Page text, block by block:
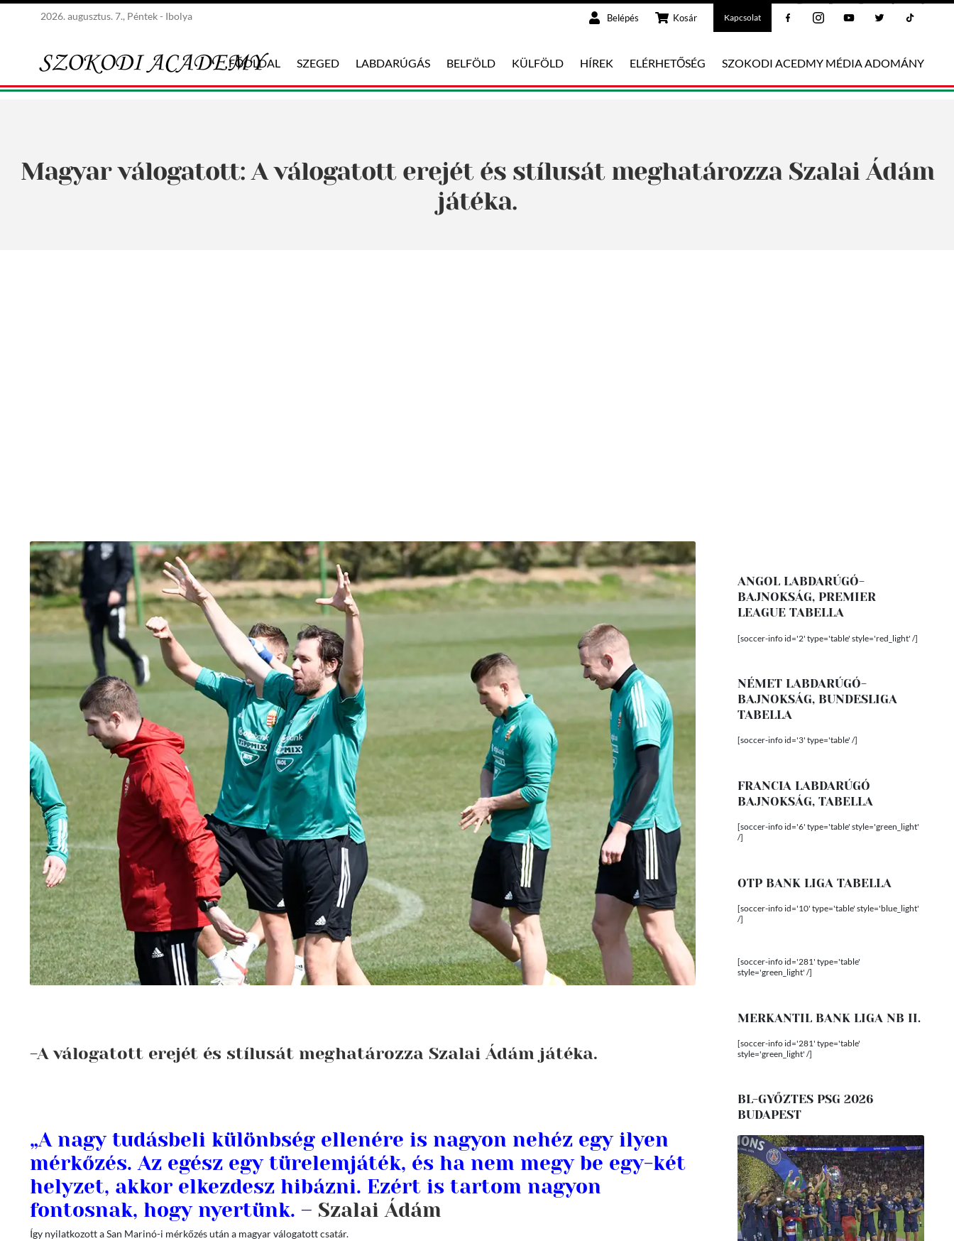
2026. augusztus. 7., Péntek - Ibolya Belépés Kosár Kapcsolat
FŐOLDAL SZEGED LABDARÚGÁS BELFÖLD KÜLFÖLD HÍREK ELÉRHETŐSÉG SZOKODI ACEDMY MÉDIA ADOMÁNY
Magyar válogatott: A válogatott erejét és stílusát meghatározza Szalai Ádám
játéka.
-A válogatott erejét és stílusát meghatározza Szalai Ádám játéka.
„A nagy tudásbeli különbség ellenére is nagyon nehéz egy ilyen
mérkőzés. Az egész egy türelemjáték, és ha nem megy be egy-két
helyzet, akkor elkezdesz hibázni. Ezért is tartom nagyon
fontosnak, hogy nyertünk. – Szalai Ádám
Így nyilatkozott a San Marinó-i mérkőzés után a magyar válogatott csatár.
ANGOL LABDARÚGÓ-
BAJNOKSÁG, PREMIER
LEAGUE TABELLA
[soccer-info id='2' type='table' style='red_light' /]
NÉMET LABDARÚGÓ-
BAJNOKSÁG, BUNDESLIGA
TABELLA
[soccer-info id='3' type='table' /]
FRANCIA LABDARÚGÓ
BAJNOKSÁG, TABELLA
[soccer-info id='6' type='table' style='green_light'
/]
OTP BANK LIGA TABELLA
[soccer-info id='10' type='table' style='blue_light'
/]
[soccer-info id='281' type='table'
style='green_light' /]
MERKANTIL BANK LIGA NB II.
[soccer-info id='281' type='table'
style='green_light' /]
BL-GYŐZTES PSG 2026
BUDAPEST